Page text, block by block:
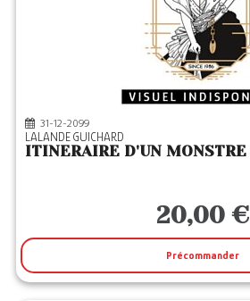
31-12-2099
LALANDE GUICHARD
ITINERAIRE D'UN MONSTRE
20,00 €
Précommander